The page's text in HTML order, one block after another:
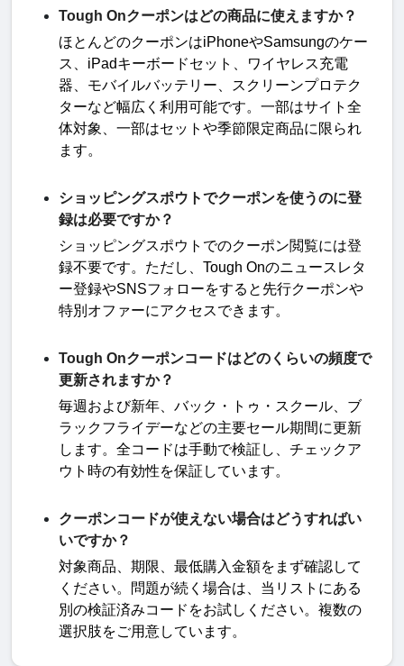
Tough Onクーポンはどの商品に使えますか？
ほとんどのクーポンはiPhoneやSamsungのケー
ス、 iPadキーボードセット、ワイヤレス充電
器、モバイルバッテリー、スクリーンプロテク
ターなど幅広く利用可能です。一部はサイト全
体対象、一部はセットや季節限定商品に限られ
ます。
ショッピングスポウトでクーポンを使うのに登
録は必要ですか？
ショッピングスポウトでのクーポン閲覧には登
録不要です。ただし、 Tough Onのニュースレタ
ー登録やSNSフォローをすると先行クーポンや
特別オファーにアクセスできます。
Tough Onクーポンコードはどのくらいの頻度で
更新されますか？
毎週および新年、バック・トゥ・スクール、ブ
ラックフライデーなどの主要セール期間に更新
します。全コードは手動で検証し、チェックア
ウト時の有効性を保証しています。
クーポンコードが使えない場合はどうすればい
いですか？
対象商品、期限、最低購入金額をまず確認して
ください。問題が続く場合は、当リストにある
別の検証済みコードをお試しください。複数の
選択肢をご用意しています。